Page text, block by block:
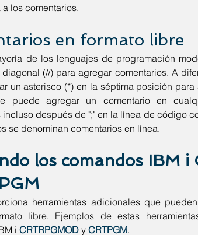
los comentarios.
en formato libre
de los lenguajes de programación
(//) para agregar comentarios. A
un asterisco (*) en la séptima posición
puede agregar un comentario en
incluso después de ";" en la línea de código
se denominan comentarios en línea.
los comandos IBM i
herramientas adicionales que
libre. Ejemplos de estas
i CRTRPGMOD y CRTPGM.